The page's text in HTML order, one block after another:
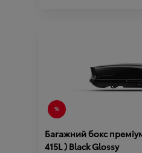
Багажний бокс
415L ) Black Glossy